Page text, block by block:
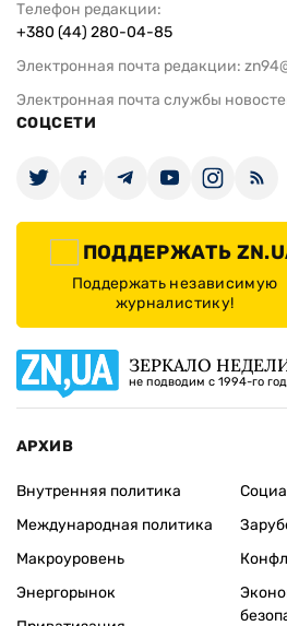
Телефон редакции:
+380 (44) 280-04-85
Электронная почта редакции:
Электронная почта службы
СОЦСЕТИ
ПОДДЕРЖАТЬ
Поддержать независимую
журналистику!
ЗЕРКАЛО
не подводим с 1994-го
АРХИВ
Внутренняя политика
Международная политика
Макроуровень
Энергорынок